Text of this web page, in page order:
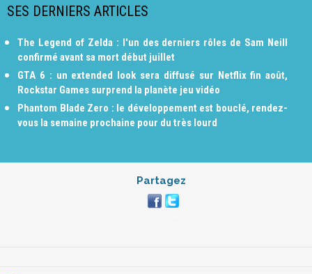
SES DERNIERS ARTICLES
The Legend of Zelda : l'un des derniers rôles de Sam Neill
confirmé avant sa mort début juillet
GTA 6 : un extended look sera diffusé sur Netflix fin août,
Rockstar Games surprend la planète jeu vidéo
Phantom Blade Zero : le développement est bouclé, rendez-
vous la semaine prochaine pour du très lourd
Partagez